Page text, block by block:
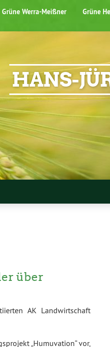
Grüne Werra-Meißner Grüne
HANS-
über
AK Landwirtschaft
„Humuvation“ vor,